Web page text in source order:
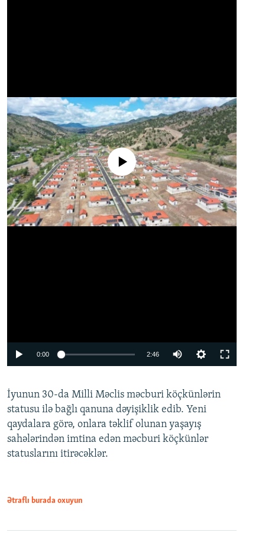
No media source currently available
0:00 2:46
360p
480p
720p
İyunun 30-da Milli Məclis məcburi köçkünlərin
statusu ilə bağlı qanuna dəyişiklik edib. Yeni
qaydalara görə, onlara təklif olunan yaşayış
sahələrindən imtina edən məcburi köçkünlər
statuslarını itirəcəklər.
Ətraflı burada oxuyun